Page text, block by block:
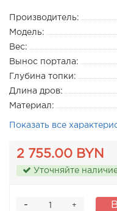
Производитель:
Модель:
Вес:
Вынос портала:
Глубина топки:
Длина дров:
Материал:
Показать все
2 755.00 BYN
Уточняйте
+
-